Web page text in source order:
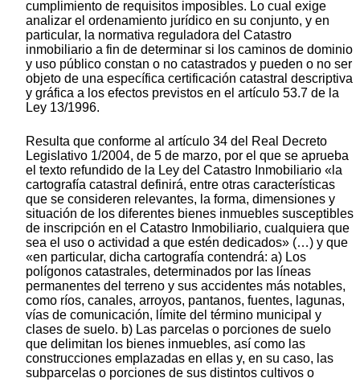
cumplimiento de requisitos imposibles. Lo cual exige
analizar el ordenamiento jurídico en su conjunto, y en
particular, la normativa reguladora del Catastro
inmobiliario a fin de determinar si los caminos de dominio
y uso público constan o no catastrados y pueden o no ser
objeto de una específica certificación catastral descriptiva
y gráfica a los efectos previstos en el artículo 53.7 de la
Ley 13/1996.
Resulta que conforme al artículo 34 del Real Decreto
Legislativo 1/2004, de 5 de marzo, por el que se aprueba
el texto refundido de la Ley del Catastro Inmobiliario «la
cartografía catastral definirá, entre otras características
que se consideren relevantes, la forma, dimensiones y
situación de los diferentes bienes inmuebles susceptibles
de inscripción en el Catastro Inmobiliario, cualquiera que
sea el uso o actividad a que estén dedicados» (…) y que
«en particular, dicha cartografía contendrá: a) Los
polígonos catastrales, determinados por las líneas
permanentes del terreno y sus accidentes más notables,
como ríos, canales, arroyos, pantanos, fuentes, lagunas,
vías de comunicación, límite del término municipal y
clases de suelo. b) Las parcelas o porciones de suelo
que delimitan los bienes inmuebles, así como las
construcciones emplazadas en ellas y, en su caso, las
subparcelas o porciones de sus distintos cultivos o